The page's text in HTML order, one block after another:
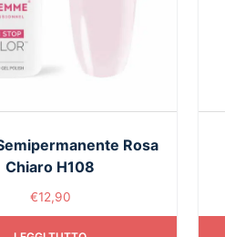
Rosa
Chiaro H108
€12,90